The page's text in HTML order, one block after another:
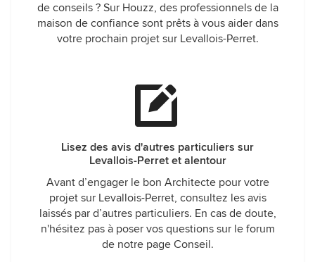
de conseils ? Sur Houzz, des professionnels de la
maison de confiance sont prêts à vous aider dans
votre prochain projet sur Levallois-Perret.
Lisez des avis d'autres particuliers sur
Levallois-Perret et alentour
Avant d’engager le bon Architecte pour votre
projet sur Levallois-Perret, consultez les avis
laissés par d’autres particuliers. En cas de doute,
n'hésitez pas à poser vos questions sur le forum
de notre page Conseil.